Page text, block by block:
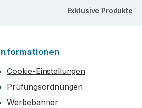
Exklusive Produkte
Cookie-Einstellungen
Prüfungsordnungen
Werbebanner